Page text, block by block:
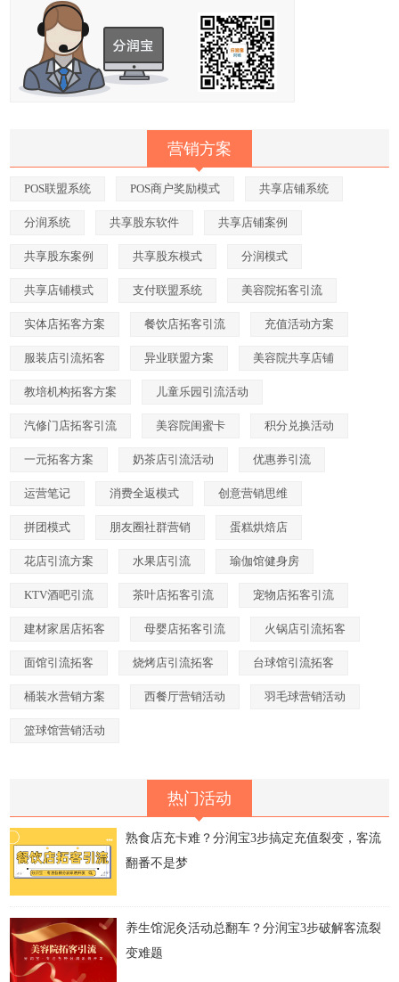
营销方案
POS联盟系统 POS商户奖励模式 共享店铺系统
分润系统 共享股东软件 共享店铺案例
共享股东案例 共享股东模式 分润模式
共享店铺模式 支付联盟系统 美容院拓客引流
实体店拓客方案 餐饮店拓客引流 充值活动方案
服装店引流拓客 异业联盟方案 美容院共享店铺
教培机构拓客方案 儿童乐园引流活动
汽修门店拓客引流 美容院闺蜜卡 积分兑换活动
一元拓客方案 奶茶店引流活动 优惠券引流
运营笔记 消费全返模式 创意营销思维
拼团模式 朋友圈社群营销 蛋糕烘焙店
花店引流方案 水果店引流 瑜伽馆健身房
KTV酒吧引流 茶叶店拓客引流 宠物店拓客引流
建材家居店拓客 母婴店拓客引流 火锅店引流拓客
面馆引流拓客 烧烤店引流拓客 台球馆引流拓客
桶装水营销方案 西餐厅营销活动 羽毛球营销活动
篮球馆营销活动
热门活动
熟食店充卡难？分润宝3步搞定充值裂变，客流
翻番不是梦
养生馆泥灸活动总翻车？分润宝3步破解客流裂
变难题